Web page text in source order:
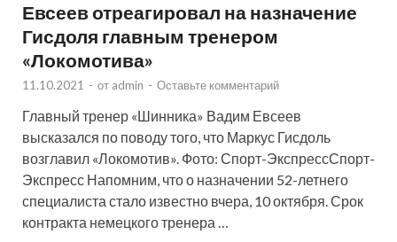
Евсеев отреагировал на назначение
Гисдоля главным тренером
«Локомотива»
11.10.2021 - от admin - Оставьте комментарий
Главный тренер «Шинника» Вадим Евсеев
высказался по поводу того, что Маркус Гисдоль
возглавил «Локомотив». Фото: Спорт-ЭкспрессСпорт-
Экспресс Напомним, что о назначении 52-летнего
специалиста стало известно вчера, 10 октября. Срок
контракта немецкого тренера …